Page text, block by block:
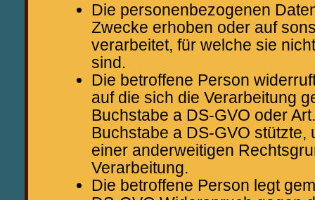
Die personenbezogenen
Zwecke erhoben oder auf
verarbeitet, für welche sie
sind.
Die betroffene Person
auf die sich die Verarbeitung
Buchstabe a DS-GVO oder
Buchstabe a DS-GVO stützte,
einer anderweitigen
Verarbeitung.
Die betroffene Person legt